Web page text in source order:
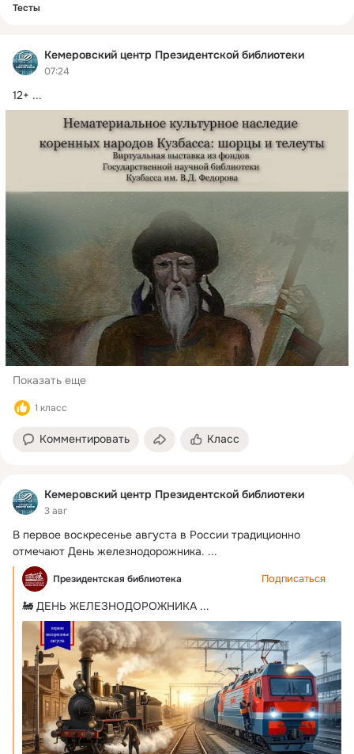
Тесты
Кемеровский центр Президентской библиотеки
07:24
12+ ...
Показать еще
1 класс
Комментировать Класс
Кемеровский центр Президентской библиотеки
3 авг
В первое воскресенье августа в России традиционно
отмечают День железнодорожника. ...
Президентская библиотека Подписаться
🚂 ДЕНЬ ЖЕЛЕЗНОДОРОЖНИКА ...